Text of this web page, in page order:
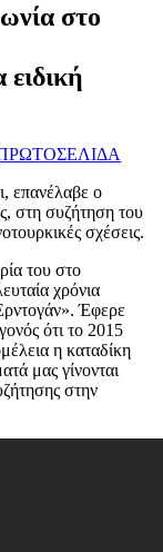
στο
ειδική
επανέλαβε ο
στη συζήτηση του
σχέσεις.
του στο
χρόνια
Έφερε
ότι το 2015
η καταδίκη
μας γίνονται
στην